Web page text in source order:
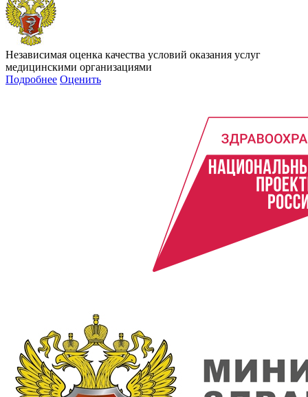
Независимая оценка качества условий оказания услуг
медицинскими организациями
Подробнее Оценить